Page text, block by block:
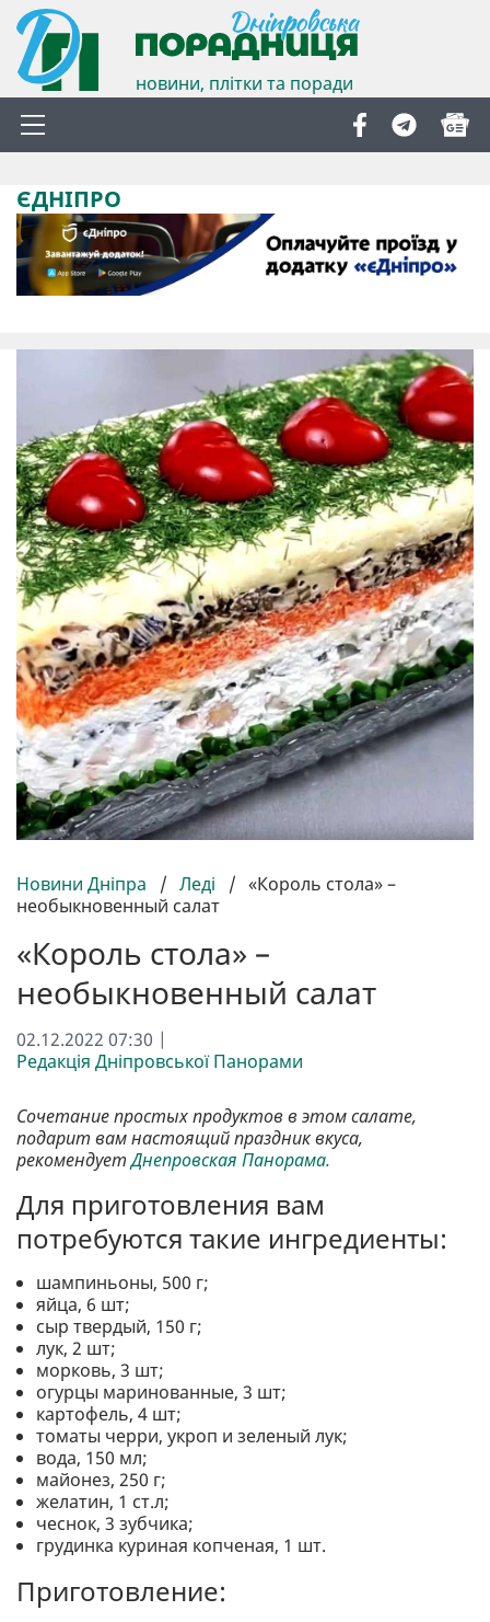
новини, плітки та поради
ЄДНІПРО
Новини Дніпра / Леді / «Король стола» –
необыкновенный салат
«Король стола» –
необыкновенный салат
02.12.2022 07:30 |
Редакція Дніпровської Панорами
Сочетание простых продуктов в этом салате,
подарит вам настоящий праздник вкуса,
рекомендуетДнепровская Панорама.
Для приготовления вам
потребуются такие ингредиенты:
шампиньоны, 500 г;
яйца, 6 шт;
сыр твердый, 150 г;
лук, 2 шт;
морковь, 3 шт;
огурцы маринованные, 3 шт;
картофель, 4 шт;
томаты черри, укроп и зеленый лук;
вода, 150 мл;
майонез, 250 г;
желатин, 1 ст.л;
чеснок, 3 зубчика;
грудинка куриная копченая, 1 шт.
Приготовление: